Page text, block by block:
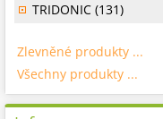
TRIDONIC (131)
Zlevněné produkty ...
Všechny produkty ...